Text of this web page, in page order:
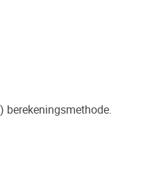
berekeningsmethode.